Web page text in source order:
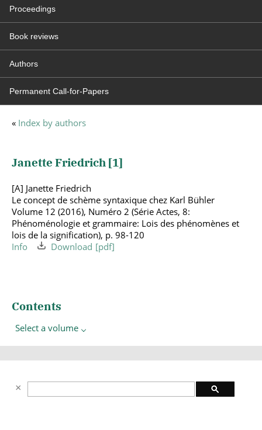
Proceedings
Book reviews
Authors
Permanent Call-for-Papers
« Index by authors
Janette Friedrich [1]
[A] Janette Friedrich
Le concept de schème syntaxique chez Karl Bühler
Volume 12 (2016), Numéro 2 (Série Actes, 8:
Phénoménologie et grammaire: Lois des phénomènes et
lois de la signification), p. 98-120
Info
Download
Contents
Select a volume